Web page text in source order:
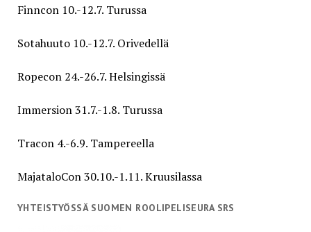
Finncon 10.-12.7. Turussa
Sotahuuto 10.-12.7. Orivedellä
Ropecon 24.-26.7. Helsingissä
Immersion 31.7.-1.8. Turussa
Tracon 4.-6.9. Tampereella
MajataloCon 30.10.-1.11. Kruusilassa
YHTEISTYÖSSÄ SUOMEN ROOLIPELISEURA SRS